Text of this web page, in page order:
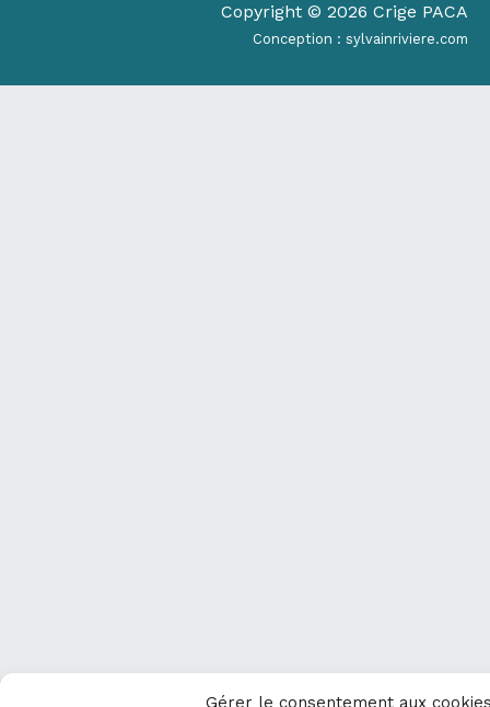
Gérer le consentement aux
Copyright © 2026 Crige PACA
Conception : sylvainriviere.com